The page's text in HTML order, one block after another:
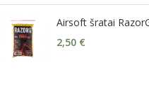
Airsoft šratai
2,50 €